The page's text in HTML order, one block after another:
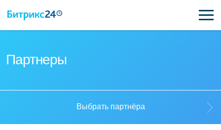
Партнеры
Выбрать партнёра